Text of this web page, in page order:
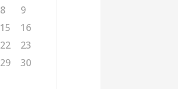
8
9
15
16
22
23
29
30